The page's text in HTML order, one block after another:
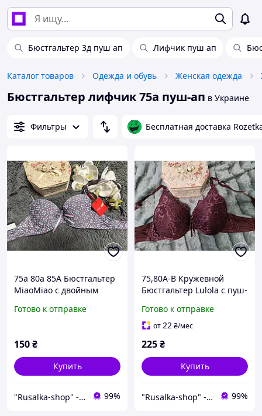
Бюстгальтер 3д пуш ап Лифчик пуш ап
Каталог товаров Одежда и обувь Женская одежда
Бюстгальтер лифчик 75а пуш-ап в Украине
Фильтры Бесплатная доставка
75a 80a 85А Бюстгальтер
MiaoMiao с двойным
лифчик усиленный push-
Готово к отправке
150₴
Купить
"Rusalka-shop" - інтернет магазин спідньої жіночої білизни 99%
75,80А-В Кружевной
Бюстгальтер Lulola с пуш-
второй размер
кружевное женское бельё
Готово к отправке
от22₴/мес
225₴
Купить
"Rusalka-shop" - інтернет магазин спідньої жіночої білизни 99%